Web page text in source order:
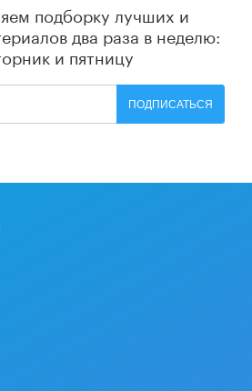
подборку лучших и
два раза в неделю:
и пятницу
ПОДПИСАТЬСЯ